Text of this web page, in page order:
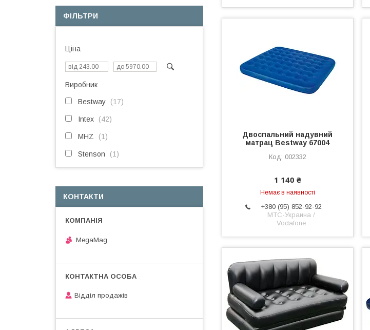
Двоспальний надувний
матрац Bestway 67004
002332
1 140 ₴
Немає в наявності
+380 (95) 852-92-92
МТС-Украина /
Vodafone
ФІЛЬТРИ
Ціна
Виробник
Bestway 17
Intex 42
MHZ 1
Stenson 1
КОНТАКТИ
MegaMag
Відділ продажів